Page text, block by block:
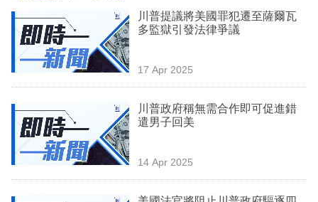
投
資
理
川普提議將美國罪犯遷至薩爾瓦
多監獄引發法律爭議
17 Apr 2025
川普政府稱無需合作即可促進錯
遣男子回美
14 Apr 2025